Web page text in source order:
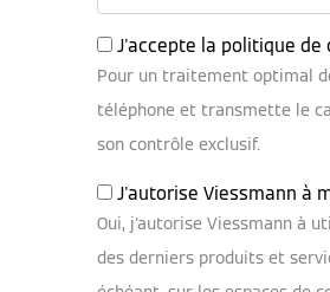
J'accepte la politique de
Pour un traitement optimal
téléphone et transmette le
son contrôle exclusif.
J'autorise Viessmann à
Oui, j'autorise Viessmann à
des derniers produits et